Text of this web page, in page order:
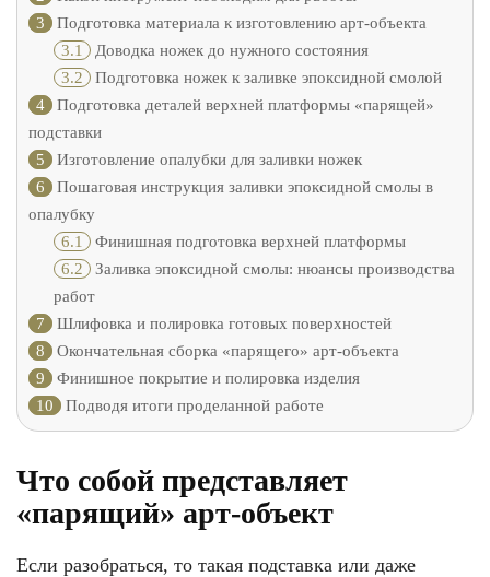
3
Подготовка материала к изготовлению арт-объекта
3.1 Доводка ножек до нужного состояния
3.2 Подготовка ножек к заливке эпоксидной смолой
4
Подготовка деталей верхней платформы «парящей»
подставки
5
Изготовление опалубки для заливки ножек
6
Пошаговая инструкция заливки эпоксидной смолы в
опалубку
6.1 Финишная подготовка верхней платформы
6.2 Заливка эпоксидной смолы: нюансы производства
работ
7
Шлифовка и полировка готовых поверхностей
8
Окончательная сборка «парящего» арт-объекта
9
Финишное покрытие и полировка изделия
10
Подводя итоги проделанной работе
Что собой представляет
«парящий» арт-объект
Если разобраться, то такая подставка или даже